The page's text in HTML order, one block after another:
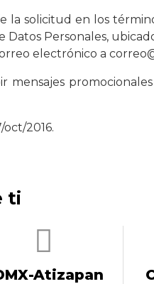
la solicitud en los
Personales,
electrónico a
mensajes
2016.
ti
Atizapan